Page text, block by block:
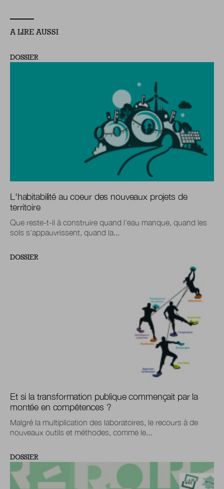
A LIRE AUSSI
DOSSIER
L'habitabilité au coeur des nouveaux projets de
territoire
Que reste-t-il à construire quand l’eau manque, quand les
sols s’appauvrissent, quand la...
DOSSIER
Et si la transformation publique commençait par la
montée en compétences ?
Malgré la multiplication des laboratoires, le recours à de
nouveaux outils et méthodes, comme le...
DOSSIER